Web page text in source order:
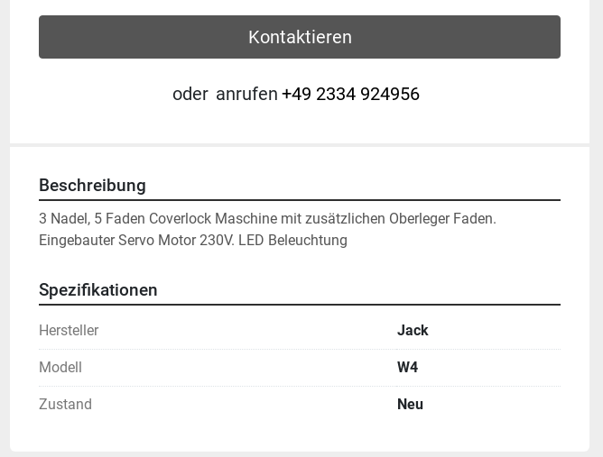
Kontaktieren
oder anrufen +49 2334 924956
Beschreibung
3 Nadel, 5 Faden Coverlock Maschine mit zusätzlichen Oberleger Faden.
Eingebauter Servo Motor 230V. LED Beleuchtung
Spezifikationen
Hersteller Jack
Modell W4
Zustand Neu